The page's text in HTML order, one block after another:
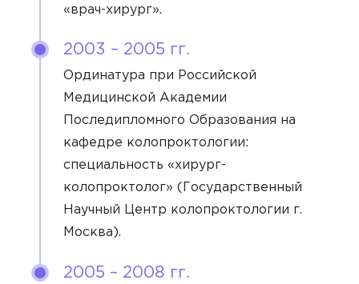
«врач-хирург».
2003 – 2005 гг.
Ординатура при Российской
Медицинской Академии
Последипломного Образования на
кафедре колопроктологии:
специальность «хирург-
колопроктолог» (Государственный
Научный Центр колопроктологии г.
Москва).
2005 – 2008 гг.
ЗАКРЫТЬ
ЗАКРЫТЬ
ЗАКРЫТЬ
Сертификат специалиста
Бирюкова Ульяна Викторовна
Васильев Илья Артёмович
Гончарова Екатерина Даниэльевна
Журавлёва Ирина Артёмовна
Золотов Александр Олегович
Котова Арина Александровна
Осипов Сергей Леонидович
Филиал
Клиника на Берзарина
Клиника на Новоостаповской
Направление
Гастроэнтерология
Гематология
Оториноларингология
Я даю согласие наобработку персональных
ОТПРАВИТЬ
Я даю согласие на обработку персональных
данных
ОТПРАВИТЬ
Я даю согласие на